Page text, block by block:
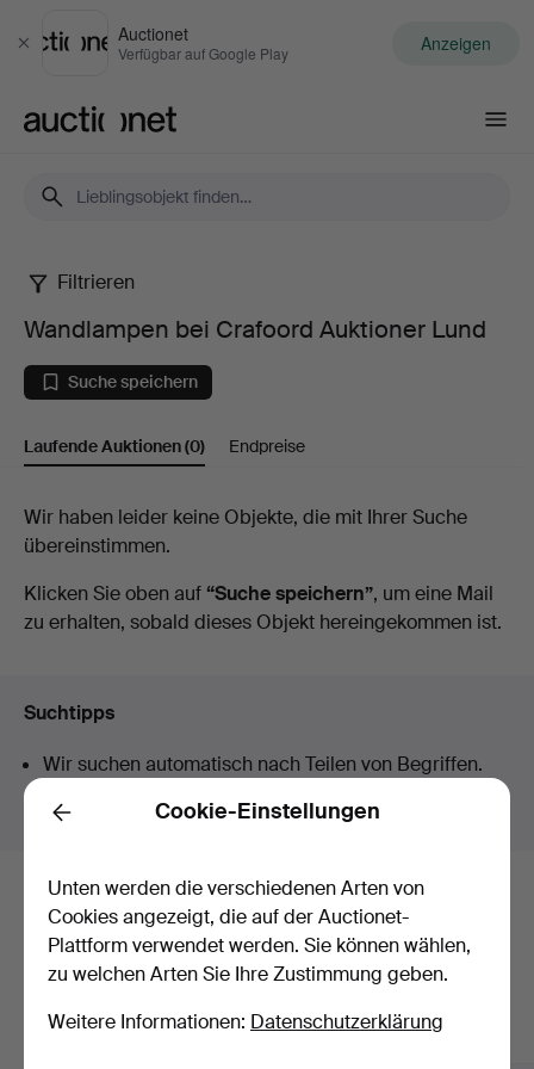
Schließen
Auctionet
Verfügbar auf Google Play Anzeigen
Wandlampen
bei
Crafoord
Auktioner
Lund
Filtrieren
Wandlampen bei Crafoord Auktioner Lund
Suche speichern
Laufende Auktionen(0) Endpreise
Laufende
Wir haben leider keine Objekte, die mit Ihrer Suche
übereinstimmen.
Klicken Sie oben auf “Suche speichern”, um eine Mail
zu erhalten, sobald dieses Objekt hereingekommen ist.
Suchtipps
Wir suchen automatisch nach Teilen von Begriffen.
.
Hier sind Objekte aus unserem
Archiv, die mit Ihrer Suche
Back Cookie-Einstellungen
Unten werden die verschiedenen Arten von
Cookies angezeigt, die auf der Auctionet-
Plattform verwendet werden. Sie können wählen,
zu welchen Arten Sie Ihre Zustimmung geben.
Weitere Informationen: Datenschutzerklärung